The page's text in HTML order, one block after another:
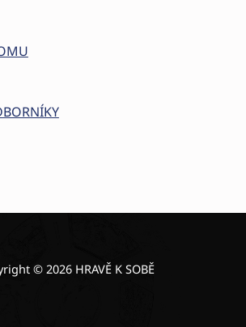
© 2026 HRAVĚ K SOBĚ